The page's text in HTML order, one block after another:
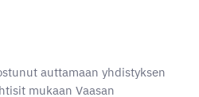
auttamaan yhdistyksen
mukaan Vaasan